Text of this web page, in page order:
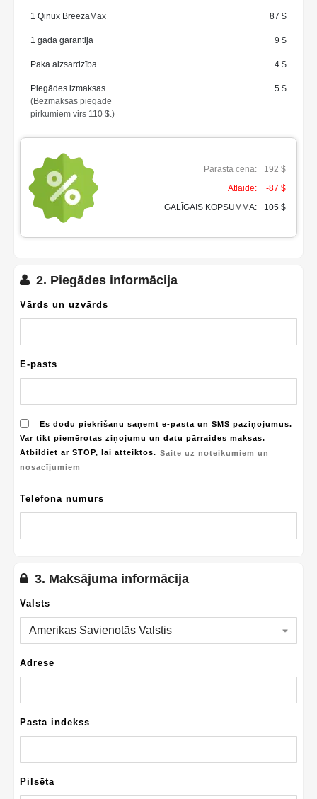
1 Qinux BreezaMax 87 $
1 gada garantija 9 $
Paka aizsardzība 4 $
Piegādes izmaksas
(Bezmaksas piegāde
pirkumiem virs 110 $.)
5 $
Parastā cena:
192 $
Atlaide:
-87 $
GALĪGAIS KOPSUMMA:
105 $
2. Piegādes informācija
Vārds un uzvārds
E-pasts
Es dodu piekrišanu saņemt e-pasta un SMS paziņojumus.
Var tikt piemērotas ziņojumu un datu pārraides maksas.
Atbildiet ar STOP, lai atteiktos. Saite uz noteikumiem un
nosacījumiem
Telefona numurs
3. Maksājuma informācija
Valsts
Adrese
Pasta indekss
Pilsēta